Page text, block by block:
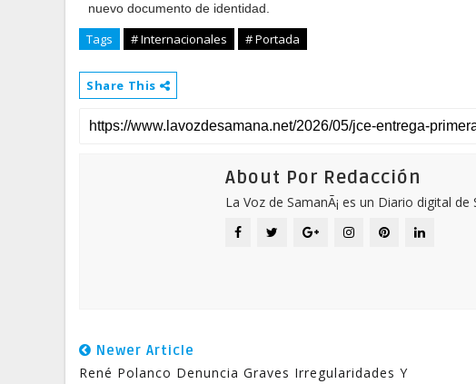
nuevo documento de identidad.
Tags # Internacionales # Portada
Share This
About Por Redacción
La Voz de SamanÃ¡ es un Diario digital
Newer Article
René Polanco Denuncia Graves Irregularidades Y